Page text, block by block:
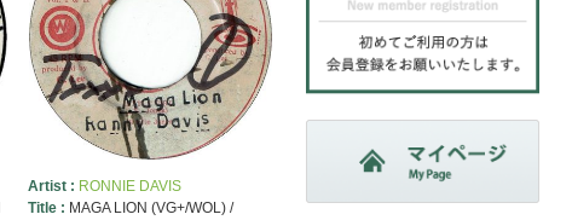
Artist : RONNIE DAVIS
Title : MAGA LION (VG+/WOL) /